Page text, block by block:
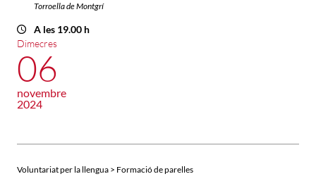
Torroella de Montgrí
A les 19.00 h
Dimecres
06
novembre
2024
Voluntariat per la llengua > Formació de parelles